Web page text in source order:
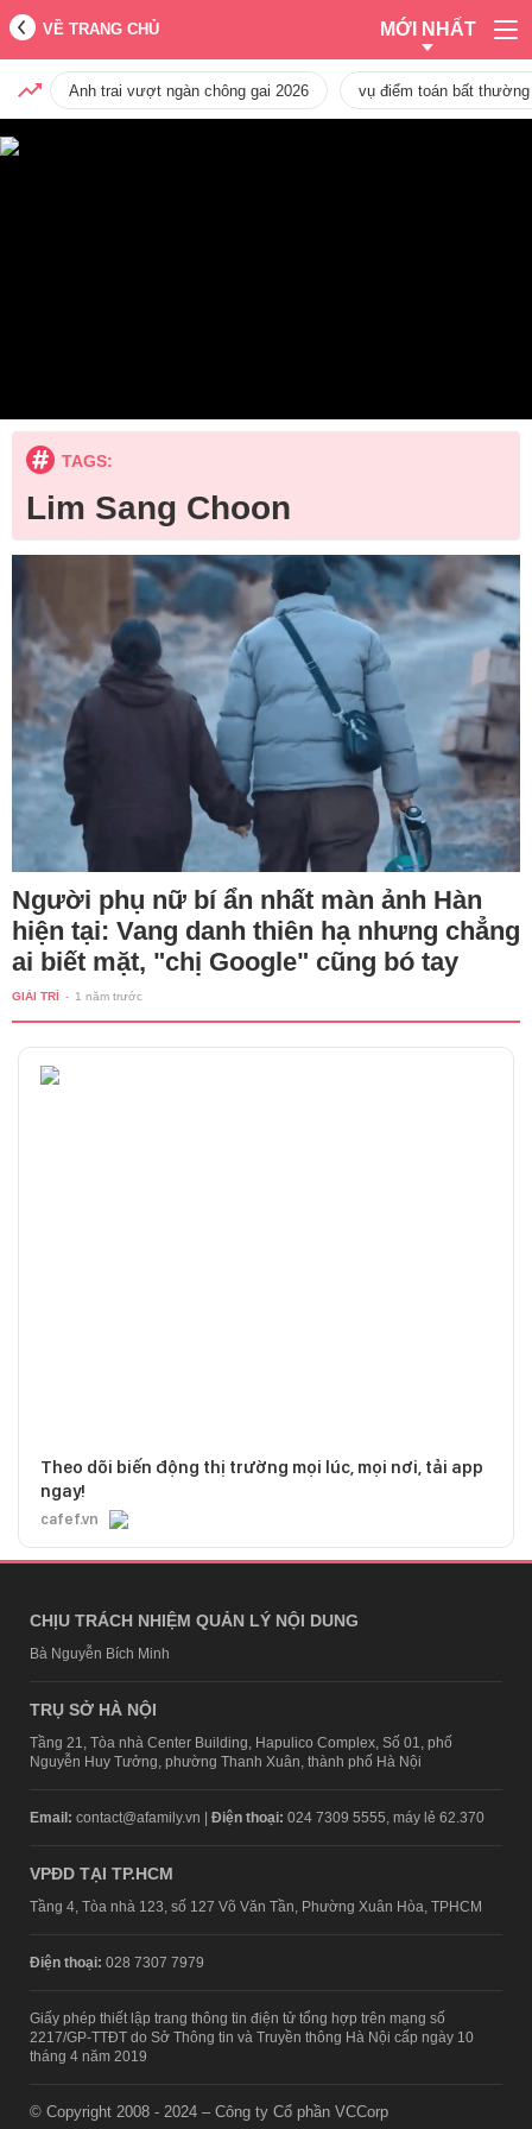
VỀ TRANG CHỦ MỚI NHẤT
Anh trai vượt ngàn chông gai 2026 vụ điểm toán bất
TAGS:
Lim Sang Choon
Người phụ nữ bí ẩn nhất màn ảnh Hàn
hiện tại: Vang danh thiên hạ nhưng chẳng
ai biết mặt, "chị Google" cũng bó tay
GIẢI TRÍ - 1 năm trước
Theo dõi biến động thị trường mọi lúc, mọi nơi, tải app
ngay!
cafef.vn
CHỊU TRÁCH NHIỆM QUẢN LÝ NỘI DUNG
Bà Nguyễn Bích Minh
TRỤ SỞ HÀ NỘI
Tầng 21, Tòa nhà Center Building, Hapulico Complex, Số 01, phố
Nguyễn Huy Tưởng, phường Thanh Xuân, thành phố Hà Nội
Email: contact@afamily.vn | Điện thoại: 024 7309 5555, máy lẻ 62.370
VPĐD TẠI TP.HCM
Tầng 4, Tòa nhà 123, số 127 Võ Văn Tần, Phường Xuân Hòa, TPHCM
Điện thoại: 028 7307 7979
Giấy phép thiết lập trang thông tin điện tử tổng hợp trên mạng số
2217/GP-TTĐT do Sở Thông tin và Truyền thông Hà Nội cấp ngày 10
tháng 4 năm 2019
© Copyright 2008 - 2024 – Công ty Cổ phần VCCorp